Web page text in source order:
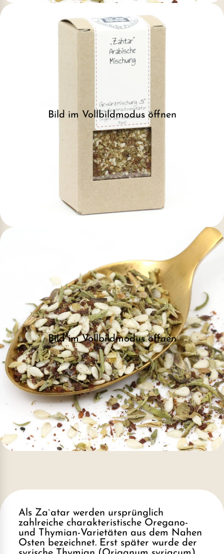
Bild im Vollbildmodus öffnen
Bild im Vollbildmodus öffnen
Als Za`atar werden ursprünglich
zahlreiche charakteristische Oregano-
und Thymian-Varietäten aus dem Nahen
Osten bezeichnet. Erst später wurde der